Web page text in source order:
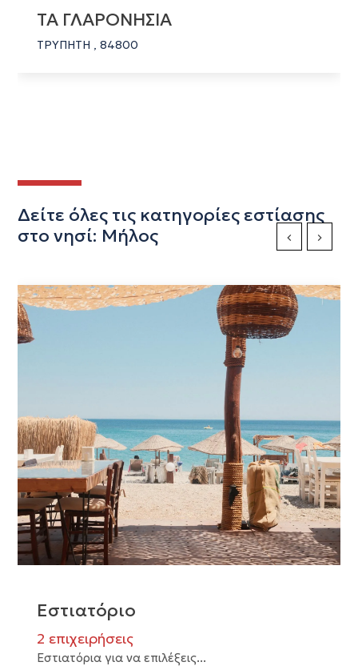
ΤΑ ΓΛΑΡΟΝΗΣΙΑ
ΤΡΥΠΗΤΗ , 84800
Δείτε όλες τις κατηγορίες εστίασης
στο νησί: Μήλος
Εστιατόριο
2 επιχειρήσεις
Εστιατόρια για να επιλέξεις...
Previous Slide
Next